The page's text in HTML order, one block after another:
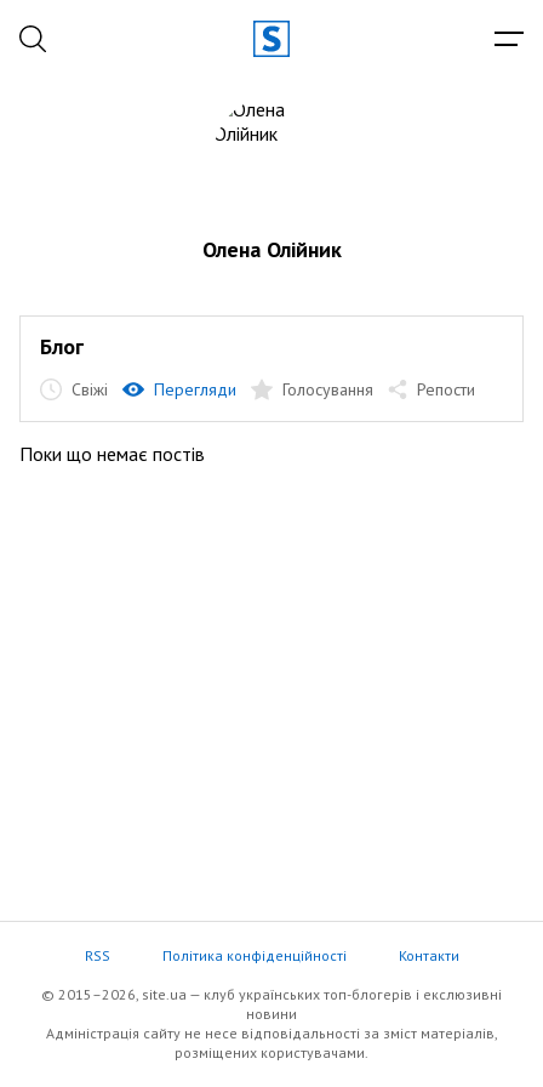
Олена Олійник
Блог
Свіжі Перегляди Голосування Репости
Поки що немає постів
RSS Політика конфіденційності Контакти
© 2015–2026, site.ua — клуб українських топ-блогерів i екслюзивнi
новини
Адміністрація сайту не несе відповідальності за зміст матеріалів,
розміщених користувачами.